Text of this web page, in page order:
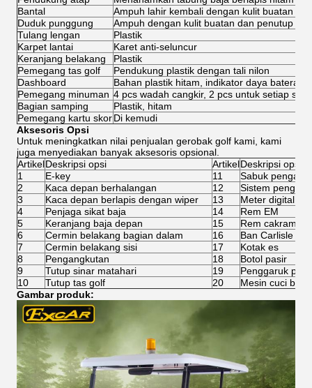
Bantal
Ampuh lahir kembali dengan kulit buatan
Duduk punggung
Ampuh dengan kulit buatan dan penutup
Tulang lengan
Plastik
Karpet lantai
Karet anti-seluncur
Keranjang belakang
Plastik
Pemegang tas golf
Pendukung plastik dengan tali nilon
Dashboard
Bahan plastik hitam, indikator daya baterai,
Pemegang minuman 4 pcs wadah cangkir, 2 pcs untuk setiap sisi
Bagian samping
Plastik, hitam
Pemegang kartu skorDi kemudi
Aksesoris Opsi
Untuk meningkatkan nilai penjualan gerobak golf kami, kami
juga menyediakan banyak aksesoris opsional.
ArtikelDeskripsi opsi ArtikelDeskripsi opsi
1
E-key 11
Sabuk
2
Kaca depan berhalangan 12
Sistem
3
Kaca depan berlapis dengan wiper 13
Meter digital
4
Penjaga sikat baja 14
Rem EM
5
Keranjang baja depan 15
Rem cakram
6
Cermin belakang bagian dalam 16
Ban Carlisle
7
Cermin belakang sisi 17
Kotak es
8
Pengangkutan 18
Botol pasir
9
Tutup sinar matahari 19
Penggaruk pasir
10
Tutup tas golf 20
Mesin cuci bola
Gambar produk: